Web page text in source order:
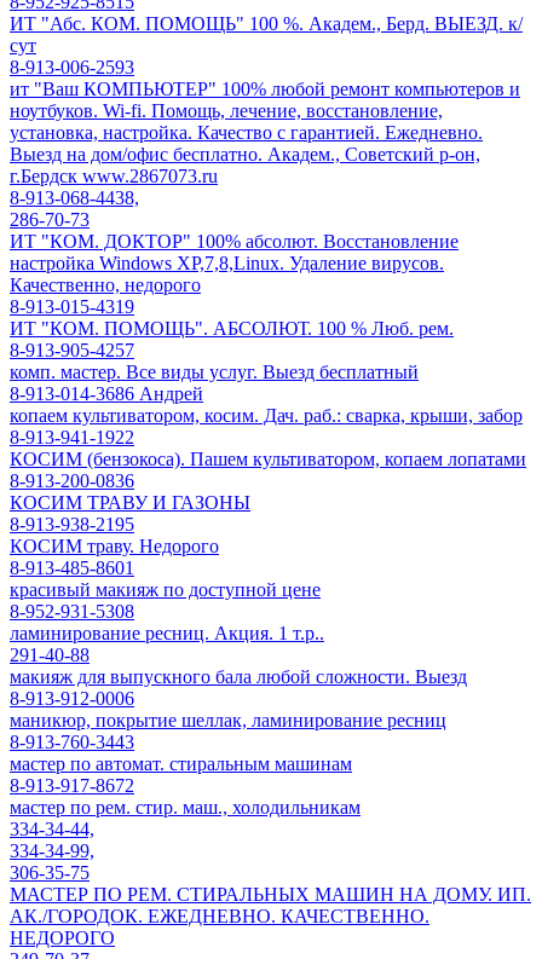
ИТ "Абс. КОМ. ПОМОЩЬ" 100 %. Академ., Берд. ВЫЕЗД. к/
сут
8-913-006-2593
ит "Ваш КОМПЬЮТЕР" 100% любой ремонт компьютеров и
ноутбуков. Wi-fi. Помощь, лечение, восстановление,
установка, настройка. Качество с гарантией. Ежедневно.
Выезд на дом/офис бесплатно. Академ., Советский р-он,
г.Бердск www.2867073.ru
8-913-068-4438,
286-70-73
ИТ "КОМ. ДОКТОР" 100% абсолют. Восстановление
настройка Windows XP,7,8,Linux. Удаление вирусов.
Качественно, недорого
8-913-015-4319
ИТ "КОМ. ПОМОЩЬ". АБСОЛЮТ. 100 % Люб. рем.
8-913-905-4257
комп. мастер. Все виды услуг. Выезд бесплатный
8-913-014-3686 Андрей
копаем культиватором, косим. Дач. раб.: сварка, крыши, забор
8-913-941-1922
КОСИМ (бензокоса). Пашем культиватором, копаем лопатами
8-913-200-0836
КОСИМ ТРАВУ И ГАЗОНЫ
8-913-938-2195
КОСИМ траву. Недорого
8-913-485-8601
красивый макияж по доступной цене
8-952-931-5308
ламинирование ресниц. Акция. 1 т.р..
291-40-88
макияж для выпускного бала любой сложности. Выезд
8-913-912-0006
маникюр, покрытие шеллак, ламинирование ресниц
8-913-760-3443
мастер по автомат. стиральным машинам
8-913-917-8672
мастер по рем. стир. маш., холодильникам
334-34-44,
334-34-99,
306-35-75
МАСТЕР ПО РЕМ. СТИРАЛЬНЫХ МАШИН НА ДОМУ. ИП.
АК./ГОРОДОК. ЕЖЕДНЕВНО. КАЧЕСТВЕННО.
НЕДОРОГО